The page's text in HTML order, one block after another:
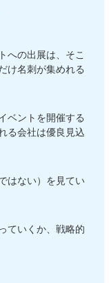
への出展は、そこ
け名刺が集めれる
ベントを開催する
る会社は優良見込
はない）を見てい
ていくか、戦略的